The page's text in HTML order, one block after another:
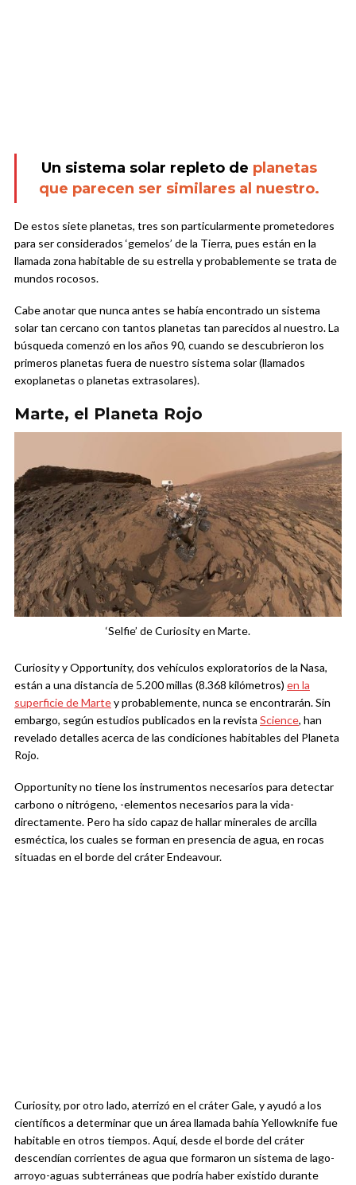
Un sistema solar repleto de planetas
que parecen ser similares al nuestro.
De estos siete planetas, tres son particularmente prometedores
para ser considerados ‘gemelos’ de la Tierra, pues están en la
llamada zona habitable de su estrella y probablemente se trata de
mundos rocosos.
Cabe anotar que nunca antes se había encontrado un sistema
solar tan cercano con tantos planetas tan parecidos al nuestro. La
búsqueda comenzó en los años 90, cuando se descubrieron los
primeros planetas fuera de nuestro sistema solar (llamados
exoplanetas o planetas extrasolares).
Marte, el Planeta Rojo
‘Selfie’ de Curiosity en Marte.
Curiosity y Opportunity, dos vehículos exploratorios de la Nasa,
están a una distancia de 5.200 millas (8.368 kilómetros) en la
superficie de Martey probablemente, nunca se encontrarán. Sin
embargo, según estudios publicados en la revista Science, han
revelado detalles acerca de las condiciones habitables del Planeta
Rojo.
Opportunity no tiene los instrumentos necesarios para detectar
carbono o nitrógeno, -elementos necesarios para la vida-
directamente. Pero ha sido capaz de hallar minerales de arcilla
esméctica, los cuales se forman en presencia de agua, en rocas
situadas en el borde del cráter Endeavour.
Curiosity, por otro lado, aterrizó en el cráter Gale, y ayudó a los
científicos a determinar que un área llamada bahía Yellowknife fue
habitable en otros tiempos. Aquí, desde el borde del cráter
descendían corrientes de agua que formaron un sistema de lago-
arroyo-aguas subterráneas que podría haber existido durante